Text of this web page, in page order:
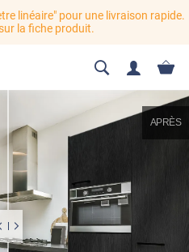
linéaire" pour une livraison rapide.
la fiche produit.
APRÈS